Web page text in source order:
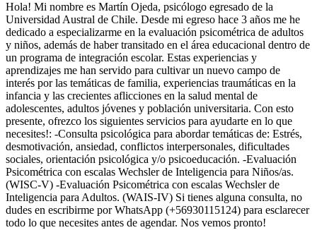
Hola! Mi nombre es Martín Ojeda, psicólogo egresado de la
Universidad Austral de Chile. Desde mi egreso hace 3 años me he
dedicado a especializarme en la evaluación psicométrica de adultos
y niños, además de haber transitado en el área educacional dentro de
un programa de integración escolar. Estas experiencias y
aprendizajes me han servido para cultivar un nuevo campo de
interés por las temáticas de familia, experiencias traumáticas en la
infancia y las crecientes aflicciones en la salud mental de
adolescentes, adultos jóvenes y población universitaria. Con esto
presente, ofrezco los siguientes servicios para ayudarte en lo que
necesites!: -Consulta psicológica para abordar temáticas de: Estrés,
desmotivación, ansiedad, conflictos interpersonales, dificultades
sociales, orientación psicológica y/o psicoeducación. -Evaluación
Psicométrica con escalas Wechsler de Inteligencia para Niños/as.
(WISC-V) -Evaluación Psicométrica con escalas Wechsler de
Inteligencia para Adultos. (WAIS-IV) Si tienes alguna consulta, no
dudes en escribirme por WhatsApp (+56930115124) para esclarecer
todo lo que necesites antes de agendar. Nos vemos pronto!